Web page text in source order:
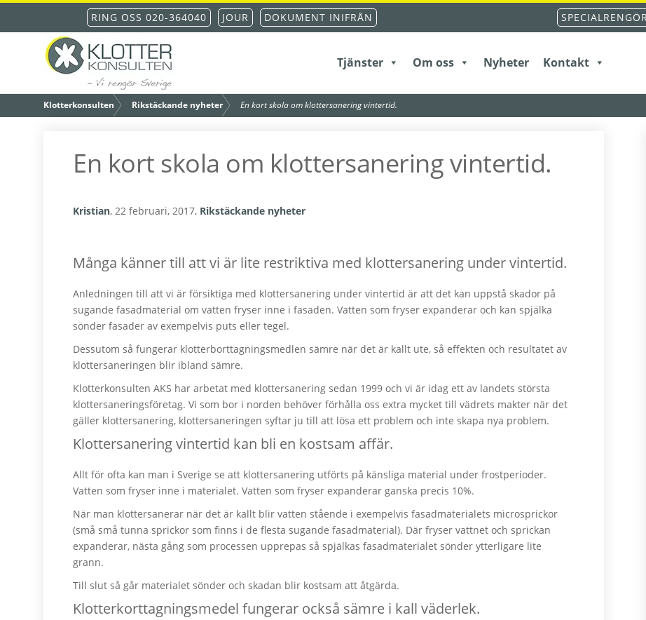
huvudnavigering
huvudinnehåll
RING OSS 020-364040 JOUR DOKUMENT INIFRÅN
Klottersanering – din Tjänster Om oss Nyheter Kontakt
Klotterkonsulten /Rikstäckande nyheter /
En kort skola om klottersanering vintertid.
En kort skola om klottersanering vintertid.
Kristian, 22 februari, 2017, Rikstäckande nyheter
Många känner till att vi är lite restriktiva med klottersanering under vintertid.
Anledningen till att vi är försiktiga med klottersanering under vintertid är att det kan uppstå skador på
sugande fasadmaterial om vatten fryser inne i fasaden. Vatten som fryser expanderar och kan spjälka
sönder fasader av exempelvis puts eller tegel.
Dessutom så fungerar klotterborttagningsmedlen sämre när det är kallt ute, så effekten och resultatet av
klottersaneringen blir ibland sämre.
Klotterkonsulten AKS har arbetat med klottersanering sedan 1999 och vi är idag ett av landets största
klottersaneringsföretag. Vi som bor i norden behöver förhålla oss extra mycket till vädrets makter när det
gäller klottersanering, klottersaneringen syftar ju till att lösa ett problem och inte skapa nya problem.
Klottersanering vintertid kan bli en kostsam affär.
Allt för ofta kan man i Sverige se att klottersanering utförts på känsliga material under frostperioder.
Vatten som fryser inne i materialet. Vatten som fryser expanderar ganska precis 10%.
När man klottersanerar när det är kallt blir vatten stående i exempelvis fasadmaterialets microsprickor
(små små tunna sprickor som finns i de flesta sugande fasadmaterial). Där fryser vattnet och sprickan
expanderar, nästa gång som processen upprepas så spjälkas fasadmaterialet sönder ytterligare lite
grann.
Till slut så går materialet sönder och skadan blir kostsam att åtgärda.
Klotterkorttagningsmedel fungerar också sämre i kall väderlek.